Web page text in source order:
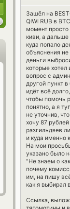
Зашёл на
QIWI RUB в
момент просто
киви, а дальше
куда попало
объяснения
деньги
которые
вопрос с
другой пункт
идёт всё
чтобы помочь
понятно, а я
не уточнив,
хочу 87
разгильдяев
и куда именно
На мои
указано было
"Не знаем о
почему
им, на пишу
как я выбирал
Ссылка,